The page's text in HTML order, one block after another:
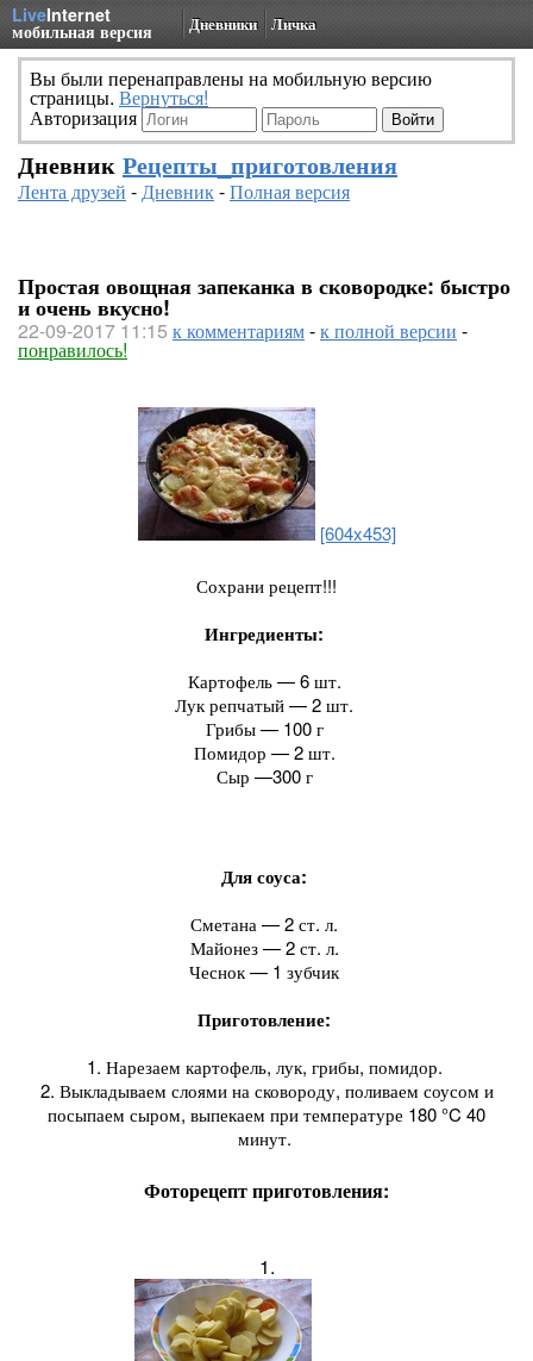
LiveInternet
мобильная версия Дневники Личка
Вы были перенаправлены на мобильную версию
страницы. Вернуться!
Авторизация
Дневник Рецепты_приготовления
Лента друзей -Дневник-Полная версия
Простая овощная запеканка в сковородке: быстро
и очень вкусно!
22-09-2017 11:15 к комментариям-к полной версии -
понравилось!
[604x453]
Сохрани рецепт!!!
Ингредиенты:
Картофель — 6 шт.
Лук репчатый — 2 шт.
Грибы — 100 г
Помидор — 2 шт.
Сыр —300 г
Для соуса:
Сметана — 2 ст. л.
Майонез — 2 ст. л.
Чеснок — 1 зубчик
Приготовление:
1. Нарезаем картофель, лук, грибы, помидор.
2. Выкладываем слоями на сковороду, поливаем соусом и
посыпаем сыром, выпекаем при температуре 180 °C 40
минут.
Фоторецепт приготовления:
1.